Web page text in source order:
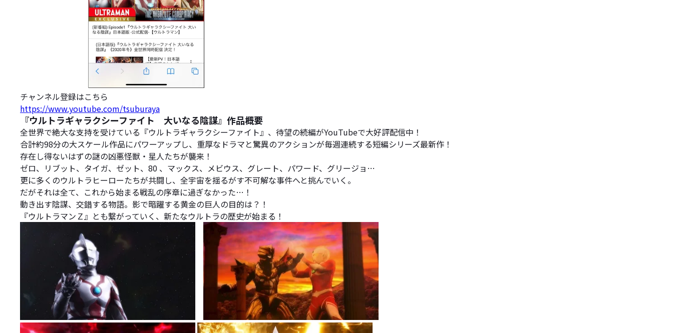
チャンネル登録はこちら
https://www.youtube.com/tsuburaya
『ウルトラギャラクシーファイト 大いなる陰謀』作品概要
全世界で絶大な支持を受けている『ウルトラギャラクシーファイト』、待望の続編がYouTubeで大好評配信中！
合計約98分の大スケール作品にパワーアップし、重厚なドラマと驚異のアクションが毎週連続する短編シリーズ最新作！
存在し得ないはずの謎の凶悪怪獣・星人たちが襲来！
ゼロ、リブット、タイガ、ゼット、80 、マックス、メビウス、グレート、パワード、グリージョ…
更に多くのウルトラヒーローたちが共闘し、全宇宙を揺るがす不可解な事件へと挑んでいく。
だがそれは全て、これから始まる戦乱の序章に過ぎなかった…！
動き出す陰謀、交錯する物語。影で暗躍する黄金の巨人の目的は？！
『ウルトラマンＺ』とも繋がっていく、新たなウルトラの歴史が始まる！